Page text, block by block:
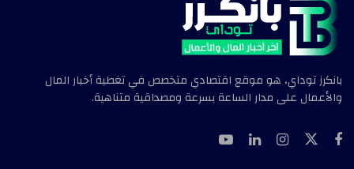
بانكرز توداي، هو موقع اقتصادي متخصص في تغطية أخبار المال
والأعمال على مدار الساعة بسرعة ومصداقية متناهية.